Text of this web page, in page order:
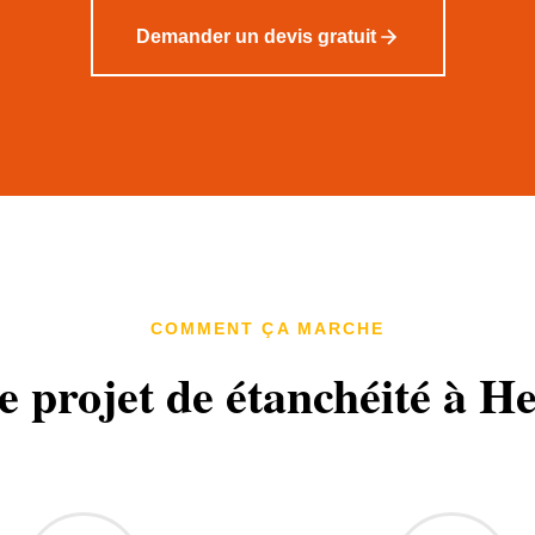
Demander un devis gratuit
COMMENT ÇA MARCHE
projet de étanchéité à